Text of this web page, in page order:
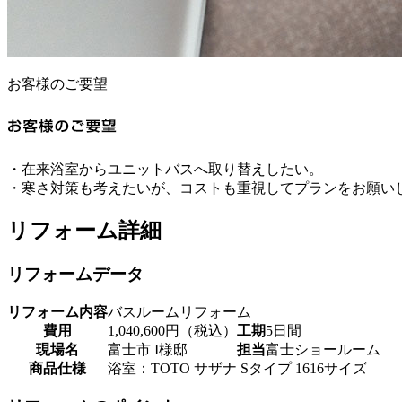
お客様のご要望
・在来浴室からユニットバスへ取り替えしたい。
・寒さ対策も考えたいが、コストも重視してプランをお願い
リフォーム詳細
リフォームデータ
リフォーム内容バスルームリフォーム
費用
1,040,600円（税込） 工期5日間
現場名
富士市 I様邸 担当富士ショールーム
商品仕様
浴室：TOTO サザナ Sタイプ 1616サイズ